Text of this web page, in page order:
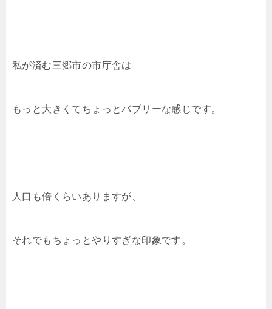
私が済む三郷市の市庁舎は
もっと大きくてちょっとバブリーな感じです。
人口も倍くらいありますが、
それでもちょっとやりすぎな印象です。